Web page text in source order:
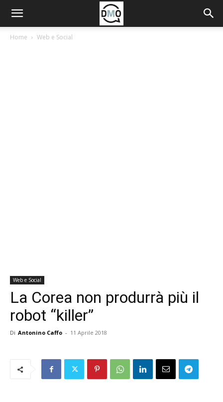
Home Web e Social
Web e Social
La Corea non produrrà più il
robot “killer”
Di Antonino Caffo - 11 Aprile 2018